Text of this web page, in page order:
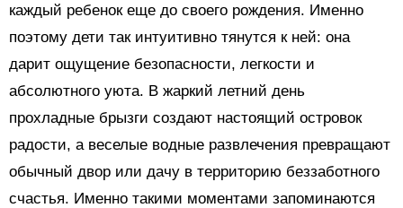
каждый ребенок еще до своего рождения. Именно
поэтому дети так интуитивно тянутся к ней: она
дарит ощущение безопасности, легкости и
абсолютного уюта. В жаркий летний день
прохладные брызги создают настоящий островок
радости, а веселые водные развлечения превращают
обычный двор или дачу в территорию беззаботного
счастья. Именно такими моментами запоминаются